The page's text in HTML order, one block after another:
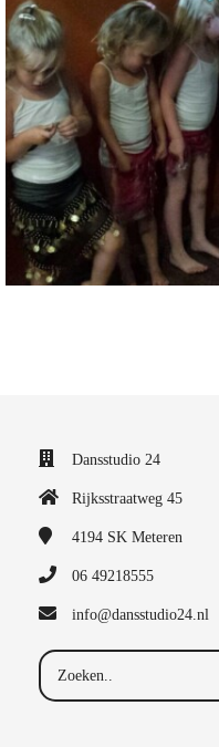
Dansstudio 24
Rijksstraatweg 45
4194 SK Meteren
06 49218555
info@dansstudio24.nl